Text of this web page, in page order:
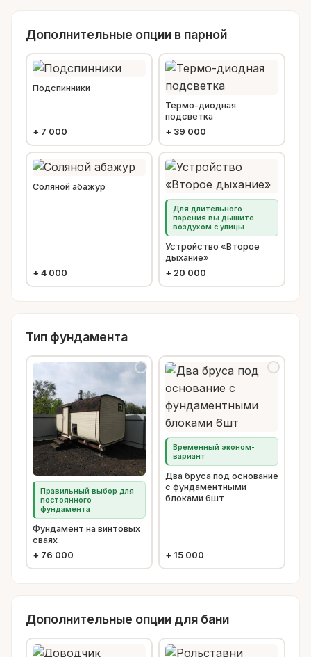
Дополнительные опции в парной
Подспинники
+ 7 000
Термо-диодная
подсветка
+ 39 000
Соляной абажур
+ 4 000
Для длительного
парения вы дышите
воздухом с улицы
Устройство «Второе
дыхание»
+ 20 000
Тип фундамента
Правильный выбор для
постоянного
фундамента
Фундамент на винтовых
сваях
+ 76 000
Временный эконом-
вариант
Два бруса под основание
с фундаментными
блоками 6шт
+ 15 000
Дополнительные опции для бани